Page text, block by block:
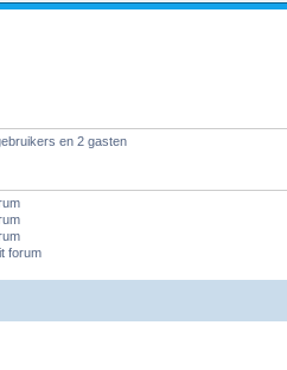
en 2 gasten
forum